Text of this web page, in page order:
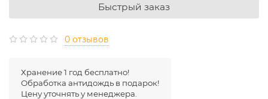
Быстрый заказ
0 отзывов
Хранение 1 год бесплатно!
Обработка антидождь в подарок!
Цену уточнять у менеджера.